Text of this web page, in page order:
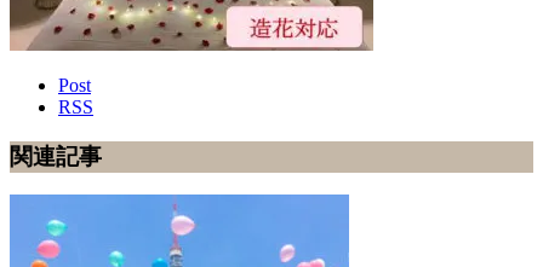
Post
RSS
関連記事